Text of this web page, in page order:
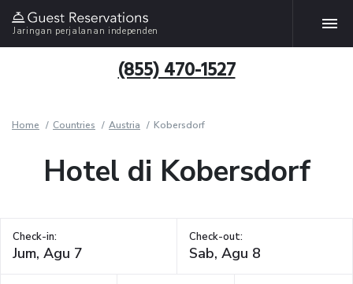
Jaringan perjalanan independen
(855) 470-1527
Home Countries Austria Kobersdorf
Hotel di Kobersdorf
Check-in: Check-out: